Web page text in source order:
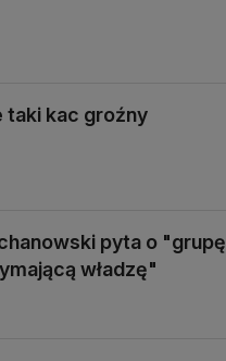
taki kac groźny
pyta o "grupę
władzę"